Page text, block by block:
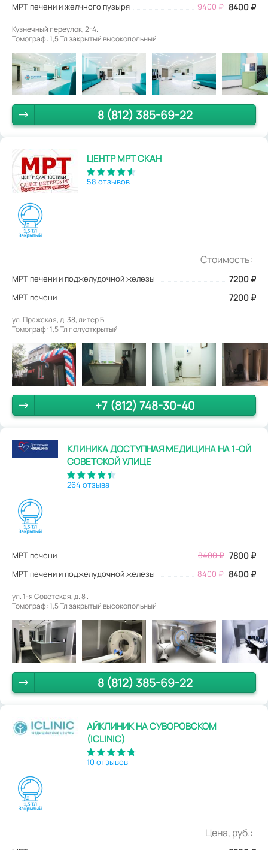
МРТ печени и желчного пузыря 9400 ₽ 8400 ₽
Кузнечный переулок, 2-4.
Томограф: 1,5 Тл закрытый высокопольный
8 (812) 385-69-22
ЦЕНТР МРТ СКАН
58 отзывов
Стоимость:
МРТ печени и поджелудочной железы 7200 ₽
МРТ печени 7200 ₽
ул. Пражская, д. 38, литер Б.
Томограф: 1,5 Тл полуоткрытый
+7 (812) 748-30-40
КЛИНИКА ДОСТУПНАЯ МЕДИЦИНА НА 1-ОЙ
СОВЕТСКОЙ УЛИЦЕ
264 отзыва
МРТ печени 8400₽ 7800 ₽
МРТ печени и поджелудочной железы 8400 ₽ 8400 ₽
ул. 1-я Советская, д. 8 .
Томограф: 1,5 Тл закрытый высокопольный
8 (812) 385-69-22
АЙКЛИНИК НА СУВОРОВСКОМ
(ICLINIC)
10 отзывов
Цена, руб.: